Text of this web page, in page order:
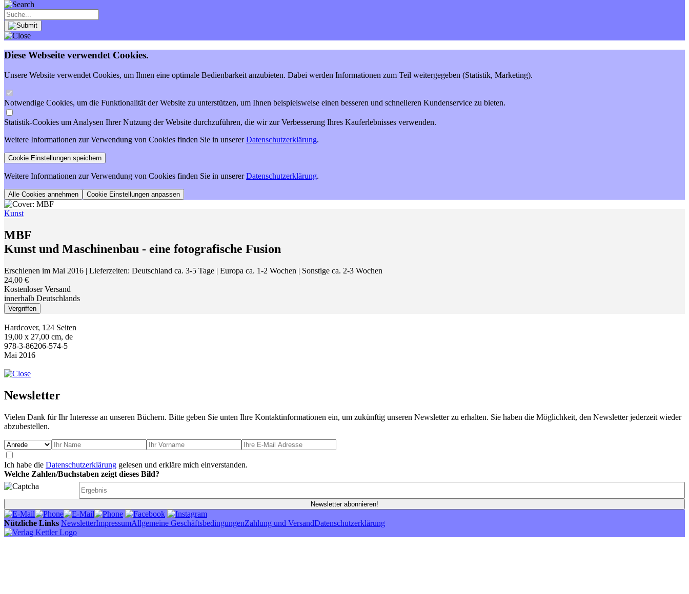
Diese Webseite verwendet Cookies.
Unsere Website verwendet Cookies, um Ihnen eine optimale Bedienbarkeit anzubieten. Dabei werden Informationen zum Teil weitergegeben (Statistik, Marketing).
Notwendige Cookies, um die Funktionalität der Website zu unterstützen, um Ihnen beispielsweise einen besseren und schnelleren Kundenservice zu bieten.
Statistik-Cookies um Analysen Ihrer Nutzung der Website durchzuführen, die wir zur Verbesserung Ihres Kauferlebnisses verwenden.
Weitere Informationen zur Verwendung von Cookies finden Sie in unsererDatenschutzerklärung.
Weitere Informationen zur Verwendung von Cookies finden Sie in unsererDatenschutzerklärung.
Cookie Einstellungen anpassen
Kunst
MBF
Kunst und Maschinenbau - eine fotografische Fusion
Erschienen im Mai 2016 | Lieferzeiten: Deutschland ca. 3-5 Tage | Europa ca. 1-2 Wochen | Sonstige ca. 2-3 Wochen
24,00 €
Kostenloser Versand
innerhalb Deutschlands
Vergriffen
Hardcover, 124 Seiten
19,00 x 27,00 cm, de
978-3-86206-574-5
Mai 2016
Newsletter
Vielen Dank für Ihr Interesse an unseren Büchern. Bitte geben Sie unten Ihre Kontaktinformationen ein, um zukünftig unseren Newsletter zu erhalten. Sie haben die Möglichkeit, den Newsletter jederzeit wieder
abzubestellen.
Ich habe die Datenschutzerklärung gelesen und erkläre mich einverstanden.
Welche Zahlen/Buchstaben zeigt dieses Bild?
Newsletter abonnieren!
Nützliche Links NewsletterImpressumAllgemeine GeschäftsbedingungenZahlung und VersandDatenschutzerklärung